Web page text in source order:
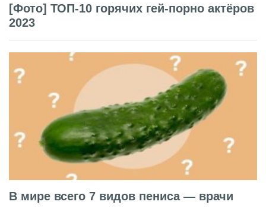
[Фото] ТОП-10 горячих гей-порно актёров
2023
В мире всего 7 видов пениса — врачи